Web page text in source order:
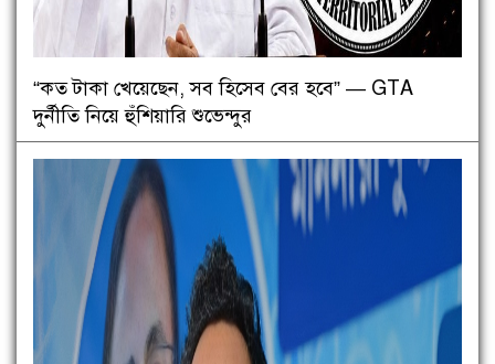
“কত টাকা খেয়েছেন, সব হিসেব বের হবে” — GTA
দুর্নীতি নিয়ে হুঁশিয়ারি শুভেন্দুর